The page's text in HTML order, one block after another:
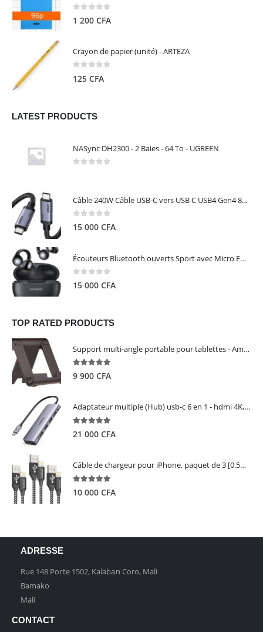
1 200 CFA
Crayon de papier (unité) - ARTEZA
125 CFA
LATEST PRODUCTS
NASync DH2300 - 2 Baies - 64 To - UGREEN
Câble 240W Câble USB-C vers USB C USB4 Gen4 80Gbps pour Thunderbolt 5/4/3, Premium 18K double écran triple 4K PD3.1 - UGREEN
0 out of 5
15 000 CFA
Écouteurs Bluetooth ouverts Sport avec Micro ENC IPX5 – HiTune S3 UGREEN 45785
0 out of 5
15 000 CFA
TOP RATED PRODUCTS
Support multi-angle portable pour tablettes - Amazon Basics
5.00out of 5
9 900 CFA
Adaptateur multiple (Hub) usb-c 6 en 1 - hdmi 4K, 3 ports USB 3.0 et lecteur de carte sd tf - UGREEN
5.00out of 5
21 000 CFA
Câble de chargeur pour iPhone, paquet de 3 [0.5M 1M 2M] - GIANAC
5.00out of 5
10 000 CFA
ADRESSE
Rue 148 Porte 1502, Kalaban Coro, Mali
Bamako
Mali
CONTACT